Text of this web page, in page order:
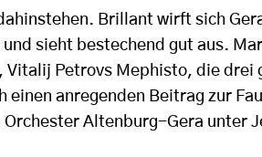
Brillant wirft sich
sieht bestechend gut aus.
Petrovs Mephisto, die drei
einen anregenden Beitrag zur
Altenburg-Gera unter